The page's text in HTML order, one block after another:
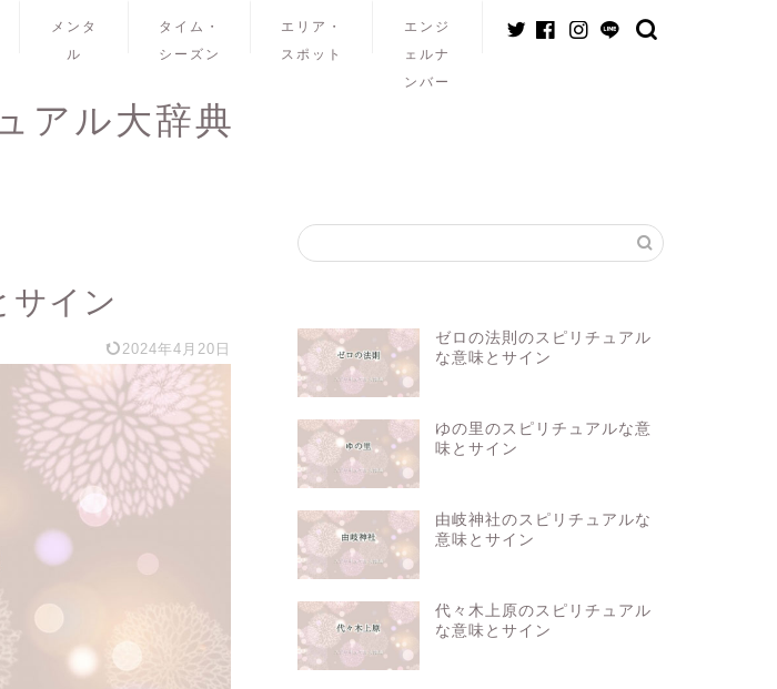
メンタ
ル
タイム・
シーズン
エリア・
スポット
エンジ
ェルナ
ンバー
アル大辞典
サイン
2024年4月20日
ゼロの法則のスピリチュアル
な意味とサイン
ゆの里のスピリチュアルな意
味とサイン
由岐神社のスピリチュアルな
意味とサイン
代々木上原のスピリチュアル
な意味とサイン